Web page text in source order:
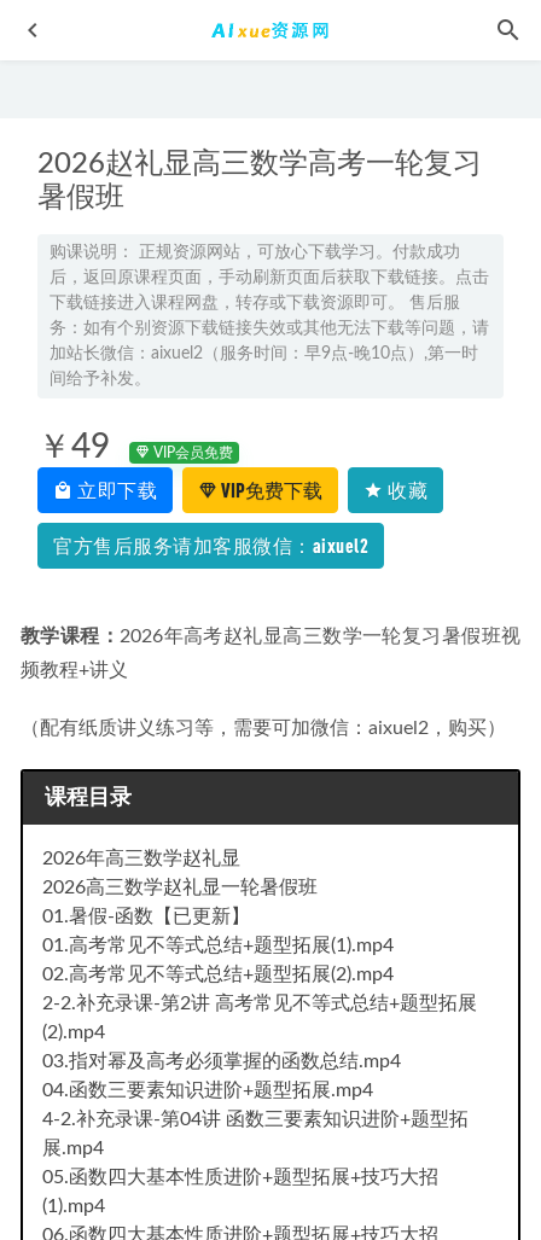
2026赵礼显高三数学高考一轮复习
暑假班
购课说明： 正规资源网站，可放心下载学习。付款成功
后，返回原课程页面，手动刷新页面后获取下载链接。点击
下载链接进入课程网盘，转存或下载资源即可。 售后服
务：如有个别资源下载链接失效或其他无法下载等问题，请
加站长微信：aixuel2（服务时间：早9点-晚10点）,第一时
间给予补发。
￥49 VIP会员免费
立即下载 VIP免费下载 收藏
官方售后服务请加客服微信：aixuel2
教学课程： 2026年高考赵礼显高三数学一轮复习暑假班视
频教程+讲义
（配有纸质讲义练习等，需要可加微信：aixuel2，购买）
课程目录
2026年高三数学赵礼显
2026高三数学赵礼显一轮暑假班
01.暑假-函数【已更新】
01.高考常见不等式总结+题型拓展(1).mp4
02.高考常见不等式总结+题型拓展(2).mp4
2-2.补充录课-第2讲 高考常见不等式总结+题型拓展
(2).mp4
03.指对幂及高考必须掌握的函数总结.mp4
04.函数三要素知识进阶+题型拓展.mp4
4-2.补充录课-第04讲 函数三要素知识进阶+题型拓
展.mp4
05.函数四大基本性质进阶+题型拓展+技巧大招
(1).mp4
06.函数四大基本性质进阶+题型拓展+技巧大招
2023袁慧高三英语a班寒春班23年高考英语二三轮复习视频教
程+课堂笔记 2023-05-13
高中历史教程23年【关也】高三历史视频教程(暑假班+秋季
班） 2022-12-14
载 2023-05-10
为什么要上网课？ 2023-04-02
高中物理治教程2022何连伟高一物理尖端班全年班视频教程
+课堂笔记+讲义（寒-春-暑-秋） 2023-05-25